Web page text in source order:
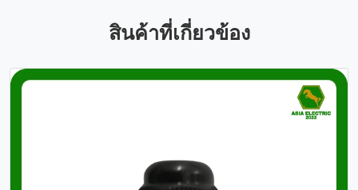
สินค้าที่เกี่ยวข้อง